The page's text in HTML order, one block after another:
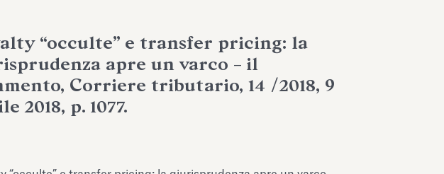
“occulte” e transfer pricing: la
apre un varco – il
Corriere tributario, 14 /2018, 9
2018, p. 1077.